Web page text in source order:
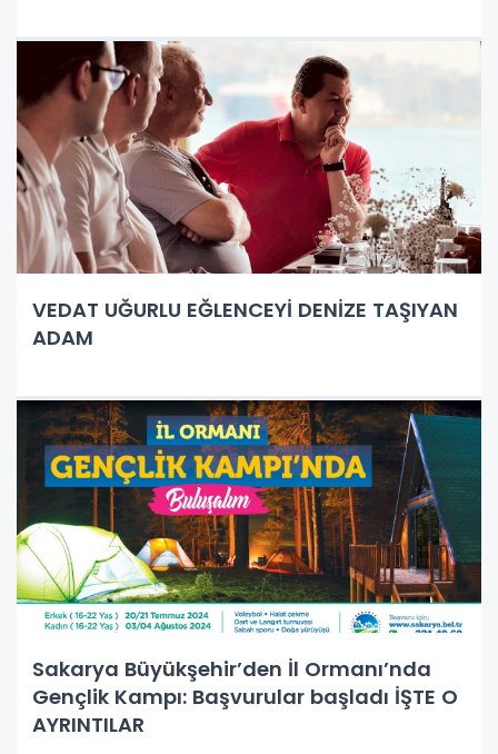
VEDAT UĞURLU EĞLENCEYİ DENİZE TAŞIYAN
ADAM
Sakarya Büyükşehir’den İl Ormanı’nda
Gençlik Kampı: Başvurular başladı İŞTE O
AYRINTILAR